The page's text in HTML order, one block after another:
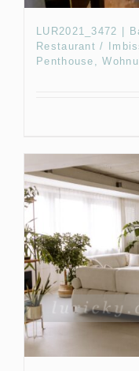
LUR2021_3472 |
Restaurant /
Penthouse,